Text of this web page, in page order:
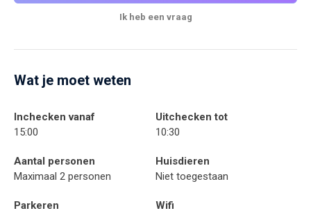
Ik heb een vraag
Wat je moet weten
Inchecken vanaf
15:00
Uitchecken tot
10:30
Aantal personen
Maximaal 2 personen
Huisdieren
Niet toegestaan
Parkeren
Wifi